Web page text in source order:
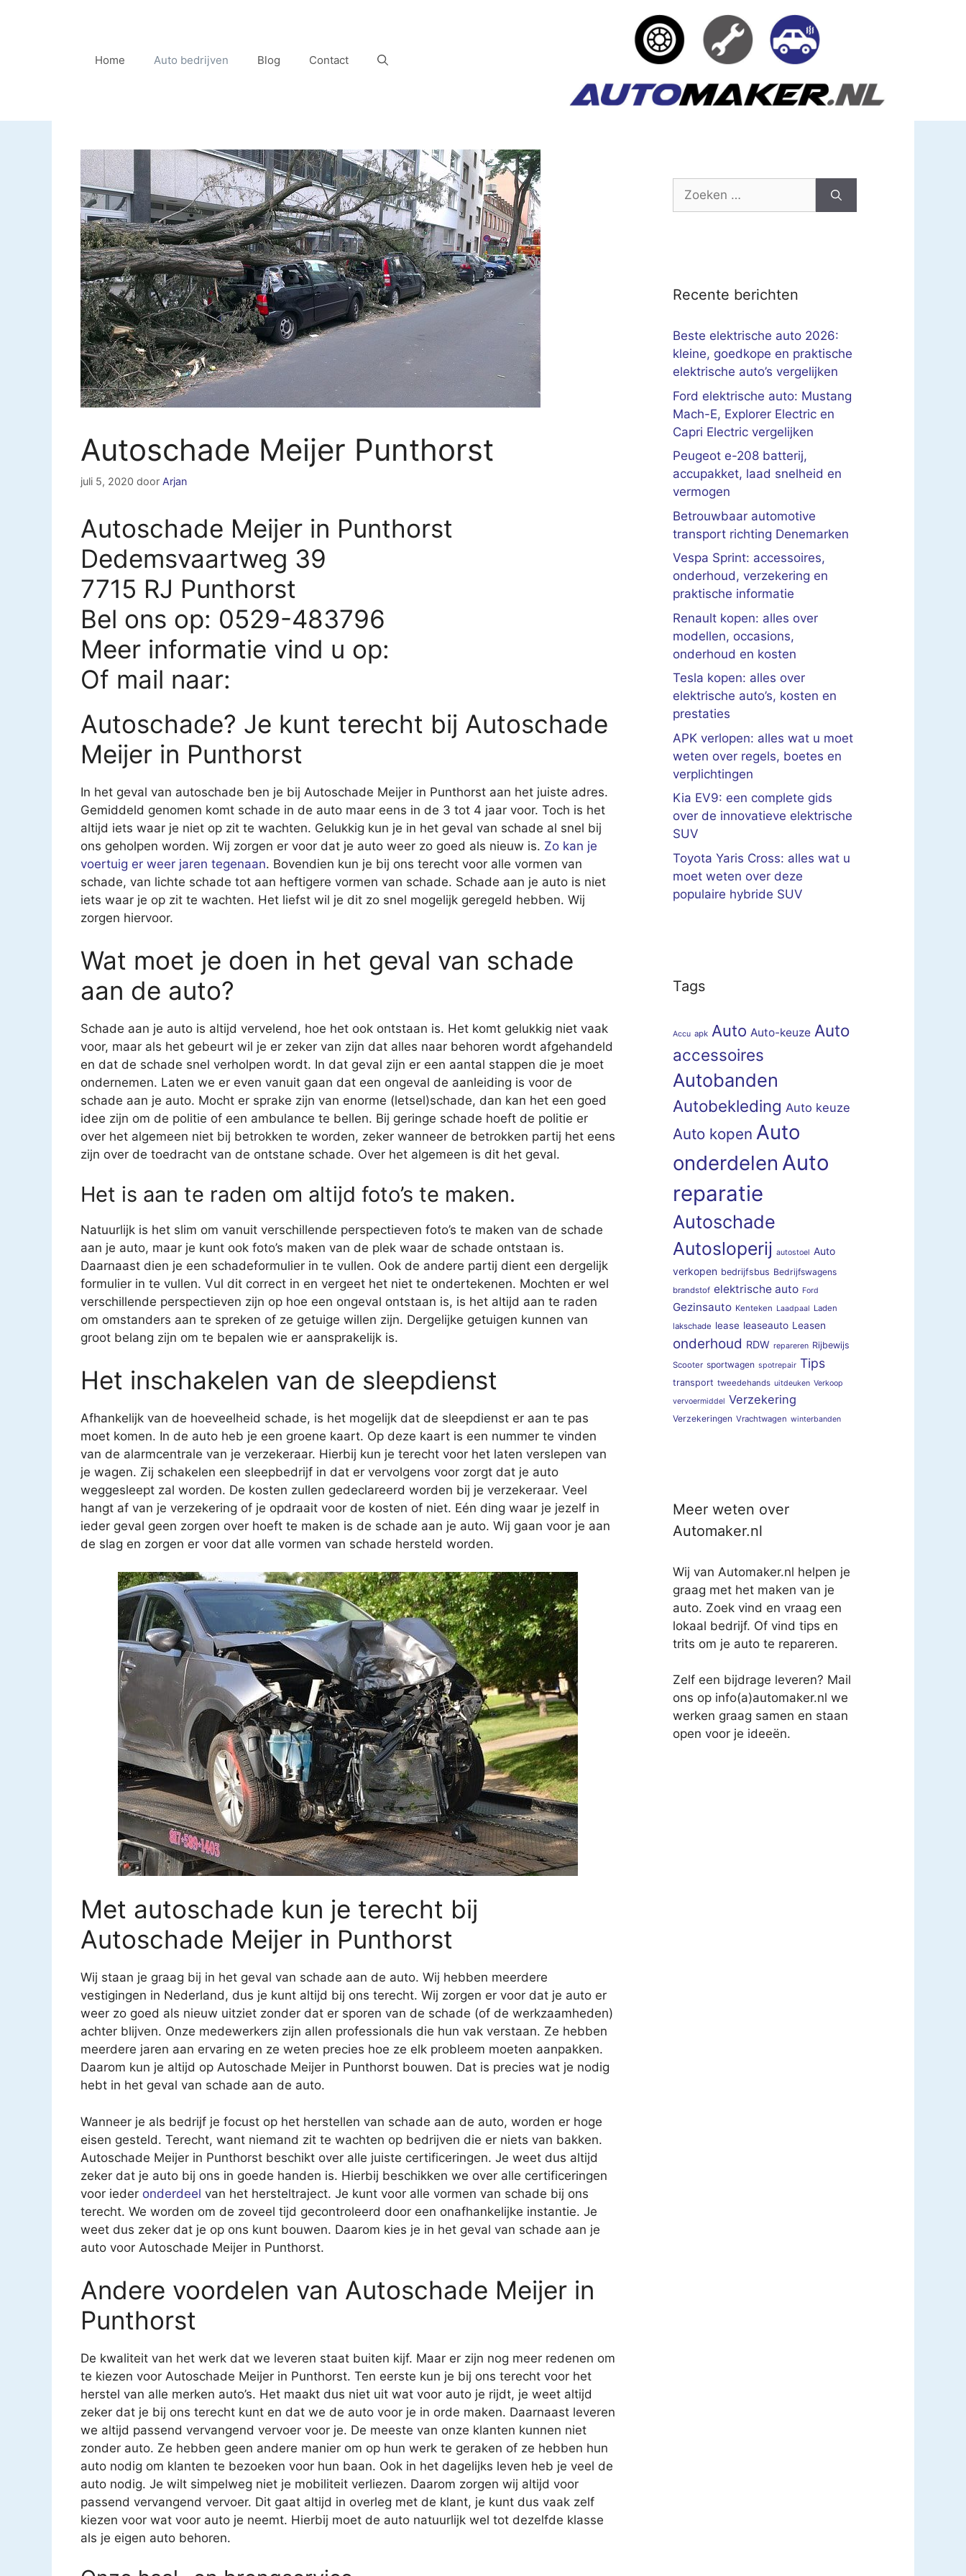
Home Auto bedrijven Blog Contact
Autoschade Meijer Punthorst
juli 5, 2020 door Arjan
Autoschade Meijer in Punthorst
Dedemsvaartweg 39
7715 RJ Punthorst
Bel ons op: 0529-483796
Meer informatie vind u op:
Of mail naar:
Autoschade? Je kunt terecht bij Autoschade
Meijer in Punthorst
In het geval van autoschade ben je bij Autoschade Meijer in Punthorst aan het juiste adres.
Gemiddeld genomen komt schade in de auto maar eens in de 3 tot 4 jaar voor. Toch is het
altijd iets waar je niet op zit te wachten. Gelukkig kun je in het geval van schade al snel bij
ons geholpen worden. Wij zorgen er voor dat je auto weer zo goed als nieuw is. Zo kan je
voertuig er weer jaren tegenaan. Bovendien kun je bij ons terecht voor alle vormen van
schade, van lichte schade tot aan heftigere vormen van schade. Schade aan je auto is niet
iets waar je op zit te wachten. Het liefst wil je dit zo snel mogelijk geregeld hebben. Wij
zorgen hiervoor.
Wat moet je doen in het geval van schade
aan de auto?
Schade aan je auto is altijd vervelend, hoe het ook ontstaan is. Het komt gelukkig niet vaak
voor, maar als het gebeurt wil je er zeker van zijn dat alles naar behoren wordt afgehandeld
en dat de schade snel verholpen wordt. In dat geval zijn er een aantal stappen die je moet
ondernemen. Laten we er even vanuit gaan dat een ongeval de aanleiding is voor de
schade aan je auto. Mocht er sprake zijn van enorme (letsel)schade, dan kan het een goed
idee zijn om de politie of een ambulance te bellen. Bij geringe schade hoeft de politie er
over het algemeen niet bij betrokken te worden, zeker wanneer de betrokken partij het eens
zijn over de toedracht van de ontstane schade. Over het algemeen is dit het geval.
Het is aan te raden om altijd foto’s te maken.
Natuurlijk is het slim om vanuit verschillende perspectieven foto’s te maken van de schade
aan je auto, maar je kunt ook foto’s maken van de plek waar de schade ontstaan is.
Daarnaast dien je een schadeformulier in te vullen. Ook de andere partij dient een dergelijk
formulier in te vullen. Vul dit correct in en vergeet het niet te ondertekenen. Mochten er wel
verschillende perspectieven zijn op hoe een ongeval ontstaan is, is het altijd aan te raden
om omstanders aan te spreken of ze getuige willen zijn. Dergelijke getuigen kunnen van
groot belang zijn om te bepalen wie er aansprakelijk is.
Het inschakelen van de sleepdienst
Afhankelijk van de hoeveelheid schade, is het mogelijk dat de sleepdienst er aan te pas
moet komen. In de auto heb je een groene kaart. Op deze kaart is een nummer te vinden
van de alarmcentrale van je verzekeraar. Hierbij kun je terecht voor het laten verslepen van
je wagen. Zij schakelen een sleepbedrijf in dat er vervolgens voor zorgt dat je auto
weggesleept zal worden. De kosten zullen gedeclareerd worden bij je verzekeraar. Veel
hangt af van je verzekering of je opdraait voor de kosten of niet. Eén ding waar je jezelf in
ieder geval geen zorgen over hoeft te maken is de schade aan je auto. Wij gaan voor je aan
de slag en zorgen er voor dat alle vormen van schade hersteld worden.
Met autoschade kun je terecht bij
Autoschade Meijer in Punthorst
Wij staan je graag bij in het geval van schade aan de auto. Wij hebben meerdere
vestigingen in Nederland, dus je kunt altijd bij ons terecht. Wij zorgen er voor dat je auto er
weer zo goed als nieuw uitziet zonder dat er sporen van de schade (of de werkzaamheden)
achter blijven. Onze medewerkers zijn allen professionals die hun vak verstaan. Ze hebben
meerdere jaren aan ervaring en ze weten precies hoe ze elk probleem moeten aanpakken.
Daarom kun je altijd op Autoschade Meijer in Punthorst bouwen. Dat is precies wat je nodig
hebt in het geval van schade aan de auto.
Wanneer je als bedrijf je focust op het herstellen van schade aan de auto, worden er hoge
eisen gesteld. Terecht, want niemand zit te wachten op bedrijven die er niets van bakken.
Autoschade Meijer in Punthorst beschikt over alle juiste certificeringen. Je weet dus altijd
zeker dat je auto bij ons in goede handen is. Hierbij beschikken we over alle certificeringen
voor ieder onderdeel van het hersteltraject. Je kunt voor alle vormen van schade bij ons
terecht. We worden om de zoveel tijd gecontroleerd door een onafhankelijke instantie. Je
weet dus zeker dat je op ons kunt bouwen. Daarom kies je in het geval van schade aan je
auto voor Autoschade Meijer in Punthorst.
Andere voordelen van Autoschade Meijer in
Punthorst
De kwaliteit van het werk dat we leveren staat buiten kijf. Maar er zijn nog meer redenen om
te kiezen voor Autoschade Meijer in Punthorst. Ten eerste kun je bij ons terecht voor het
herstel van alle merken auto’s. Het maakt dus niet uit wat voor auto je rijdt, je weet altijd
zeker dat je bij ons terecht kunt en dat we de auto voor je in orde maken. Daarnaast leveren
we altijd passend vervangend vervoer voor je. De meeste van onze klanten kunnen niet
zonder auto. Ze hebben geen andere manier om op hun werk te geraken of ze hebben hun
auto nodig om klanten te bezoeken voor hun baan. Ook in het dagelijks leven heb je veel de
auto nodig. Je wilt simpelweg niet je mobiliteit verliezen. Daarom zorgen wij altijd voor
passend vervangend vervoer. Dit gaat altijd in overleg met de klant, je kunt dus vaak zelf
kiezen voor wat voor auto je neemt. Hierbij moet de auto natuurlijk wel tot dezelfde klasse
als je eigen auto behoren.
Zoek
Recente berichten
Beste elektrische auto 2026:
kleine, goedkope en praktische
elektrische auto’s vergelijken
Ford elektrische auto: Mustang
Mach-E, Explorer Electric en
Capri Electric vergelijken
Peugeot e-208 batterij,
accupakket, laad snelheid en
vermogen
Betrouwbaar automotive
transport richting Denemarken
Vespa Sprint: accessoires,
onderhoud, verzekering en
praktische informatie
Renault kopen: alles over
modellen, occasions,
onderhoud en kosten
Tesla kopen: alles over
elektrische auto’s, kosten en
prestaties
APK verlopen: alles wat u moet
weten over regels, boetes en
verplichtingen
Kia EV9: een complete gids
over de innovatieve elektrische
SUV
Toyota Yaris Cross: alles wat u
moet weten over deze
populaire hybride SUV
Tags
Accu apk Auto Auto-keuze Auto
accessoires
Autobanden
Autobekleding Auto keuze
Auto kopen Auto
onderdelen Auto
reparatie
Autoschade
Autosloperij autostoel Auto
verkopen bedrijfsbus Bedrijfswagens
brandstof elektrische auto Ford
Gezinsauto Kenteken Laadpaal Laden
lakschade lease leaseauto Leasen
onderhoud RDW repareren Rijbewijs
Scooter sportwagen spotrepair Tips
transport tweedehands uitdeuken Verkoop
vervoermiddel Verzekering
Verzekeringen Vrachtwagen winterbanden
Meer weten over
Automaker.nl
Wij van Automaker.nl helpen je
graag met het maken van je
auto. Zoek vind en vraag een
lokaal bedrijf. Of vind tips en
trits om je auto te repareren.
Zelf een bijdrage leveren? Mail
ons op info(a)automaker.nl we
werken graag samen en staan
open voor je ideeën.